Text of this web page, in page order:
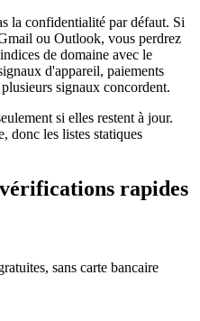
la confidentialité par défaut. Si
ou Outlook, vous perdrez
de domaine avec le
d'appareil, paiements
signaux concordent.
si elles restent à jour.
donc les listes statiques
rapides
sans carte bancaire